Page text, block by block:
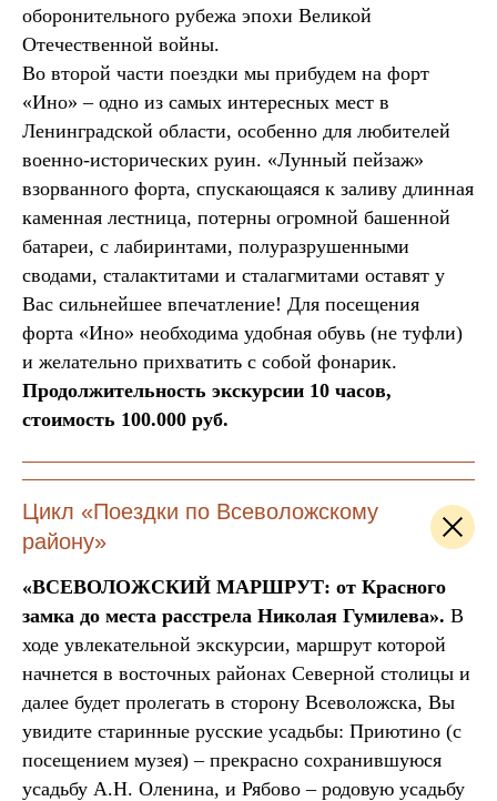
оборонительного рубежа эпохи Великой
Отечественной войны.
Во второй части поездки мы прибудем на форт
«Ино» – одно из самых интересных мест в
Ленинградской области, особенно для любителей
военно-исторических руин. «Лунный пейзаж»
взорванного форта, спускающаяся к заливу длинная
каменная лестница, потерны огромной башенной
батареи, с лабиринтами, полуразрушенными
сводами, сталактитами и сталагмитами оставят у
Вас сильнейшее впечатление! Для посещения
форта «Ино» необходима удобная обувь (не туфли)
и желательно прихватить с собой фонарик.
Продолжительность экскурсии 10 часов,
стоимость 100.000 руб.
Цикл «Поездки по Всеволожскому
району»
«ВСЕВОЛОЖСКИЙ МАРШРУТ: от Красного
замка до места расстрела Николая Гумилева». В
ходе увлекательной экскурсии, маршрут которой
начнется в восточных районах Северной столицы и
далее будет пролегать в сторону Всеволожска, Вы
увидите старинные русские усадьбы: Приютино (с
посещением музея) – прекрасно сохранившуюся
усадьбу А.Н. Оленина, и Рябово – родовую усадьбу